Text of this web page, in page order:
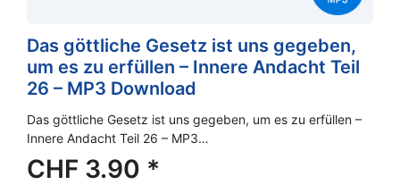
Das göttliche Gesetz ist uns gegeben,
um es zu erfüllen – Innere Andacht Teil
26 – MP3 Download
Das göttliche Gesetz ist uns gegeben, um es zu erfüllen –
Innere Andacht Teil 26 – MP3…
CHF 3.90 *